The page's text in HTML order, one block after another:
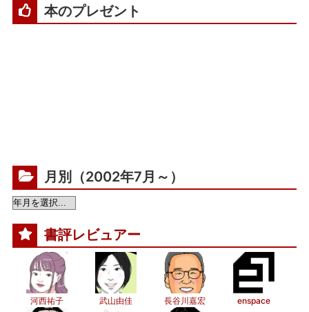
本のプレゼント
月別（2002年7月～）
書評レビュアー
河西祐子 武山由佳 長谷川嘉宏 enspace